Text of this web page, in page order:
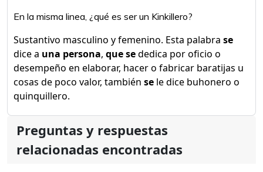
En la misma linea, ¿qué es ser un Kinkillero?
Sustantivo masculino y femenino. Esta palabra se
dice a una persona, que sededica por oficio o
desempeño en elaborar, hacer o fabricar baratijas u
cosas de poco valor, también se le dice buhonero o
quinquillero.
Preguntas y respuestas
relacionadas encontradas